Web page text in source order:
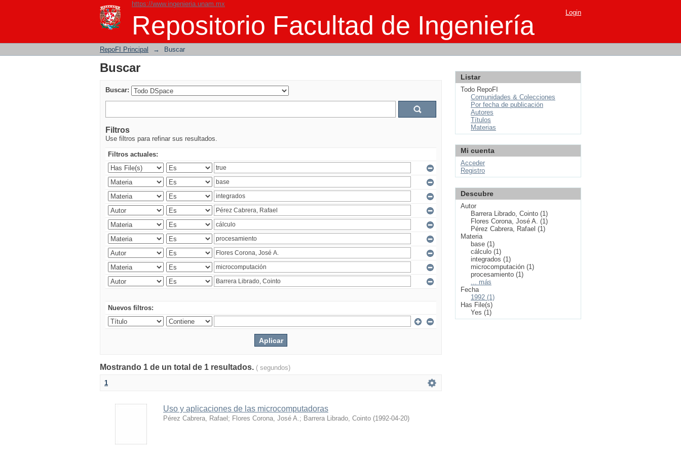
https://www.ingenieria.unam.mx
Repositorio Facultad de Ingeniería
Buscar Login
RepoFI Principal → Buscar
Buscar
Buscar:
Filtros
Use filtros para refinar sus resultados.
Filtros actuales:
Nuevos filtros:
Mostrando 1 de un total de 1 resultados. ( segundos)
1
Uso y aplicaciones de las microcomputadoras
Pérez Cabrera, Rafael ; Flores Corona, José A.; Barrera Librado, Cointo (1992-04-20)
Listar
Todo RepoFI
Comunidades & Colecciones
Por fecha de publicación
Autores
Títulos
Materias
Mi cuenta
Acceder
Registro
Descubre
Autor
Barrera Librado, Cointo (1)
Flores Corona, José A. (1)
Pérez Cabrera, Rafael (1)
Materia
base (1)
cálculo (1)
integrados (1)
microcomputación (1)
procesamiento (1)
... más
Fecha
1992 (1)
Has File(s)
Yes (1)